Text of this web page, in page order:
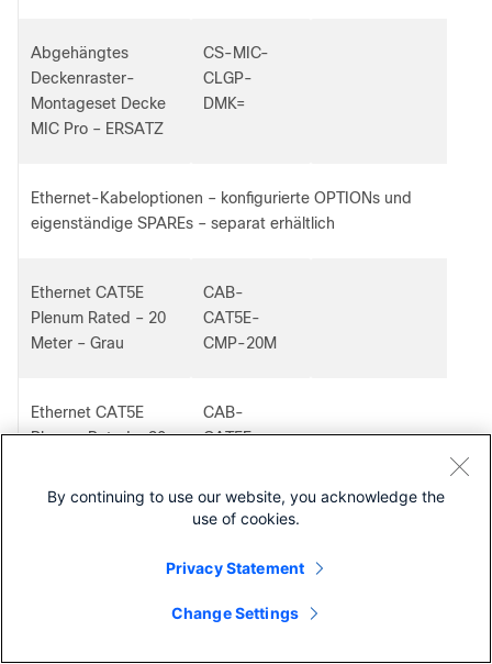
Cisco kontaktieren
Abgehängtes
Deckenraster-
Montageset Decke
MIC Pro – ERSATZ
CS-MIC-
CLGP-
DMK=
Ethernet-Kabeloptionen – konfigurierte OPTIONs und
eigenständige SPAREs – separat erhältlich
Ethernet CAT5E
Plenum Rated – 20
Meter – Grau
CAB-
CAT5E-
CMP-20M
Ethernet CAT5E
Plenum Rated – 30
CAB-
CAT5E-
CAB-
CMP-20M=
By continuing to use our website, you acknowledge the
use of cookies.
Privacy Statement
Change Settings